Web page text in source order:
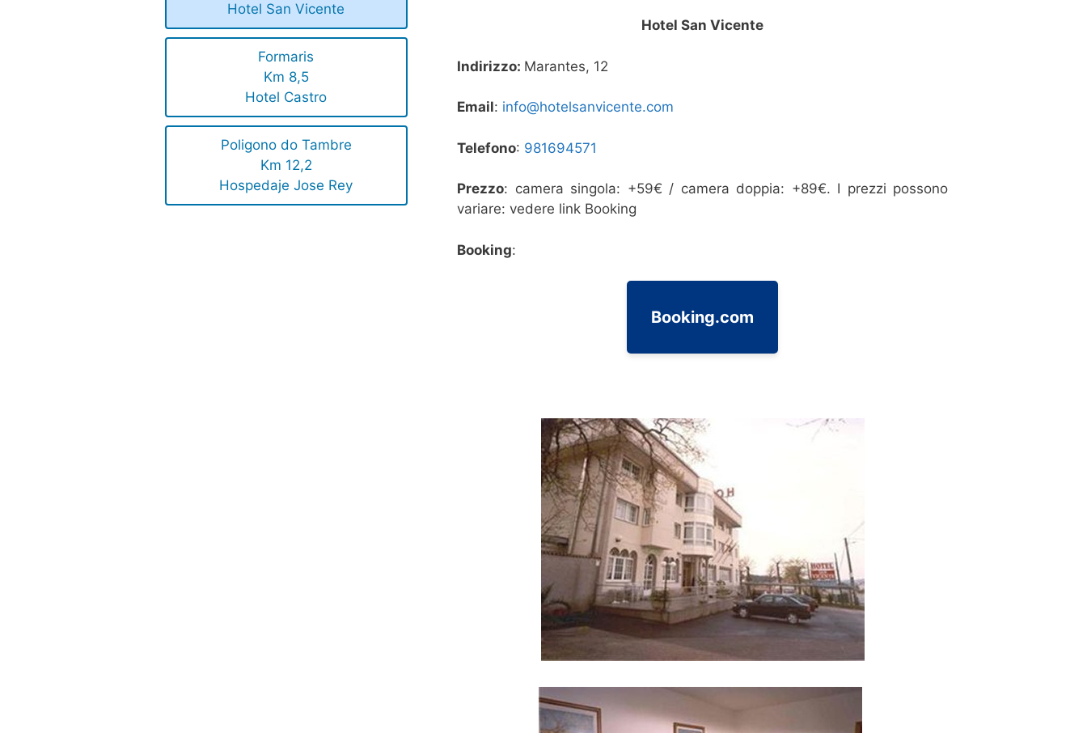
Hotel San Vicente
Formaris
Km 8,5
Hotel Castro
Poligono do Tambre
Km 12,2
Hospedaje Jose Rey
Hotel San Vicente
Indirizzo: Marantes, 12
Email: info@hotelsanvicente.com
Telefono: 981694571
Prezzo: camera singola: +59€ / camera doppia: +89€. I prezzi possono
variare: vedere link Booking
Booking:
Booking.com